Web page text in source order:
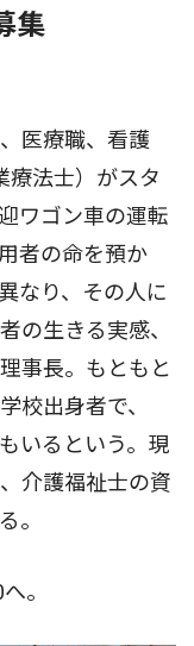
集
医療職、看護
療法士）がスタ
ワゴン車の運転
者の命を預か
なり、その人に
の生きる実感、
事長。もともと
校出身者で、
いるという。現
介護福祉士の資
。
。